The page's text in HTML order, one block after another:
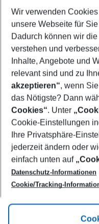
2 Erwachsene
Mehr
Footer
Footer navigation
Über uns
AGB
Cookie-Einstellungen
Cookie-Richtlinie
Datenschutz
Service & Hilfe
Barrierefreies Reisen
Check-in
Flugbeschränkungen
Folgen Sie uns
Wir verwenden
unsere Webseite für
Dadurch können wir
verstehen und
Inhalte, Angebote und
relevant sind und zu
akzeptieren“, wenn
das Nötigste? Dann
Cookies“. Unter
Cookie-Einstellungen
Ihre Privatsphäre-
jederzeit ändern oder
einfach unten auf
Datenschutz-Informationen
Cookie/Tracking-